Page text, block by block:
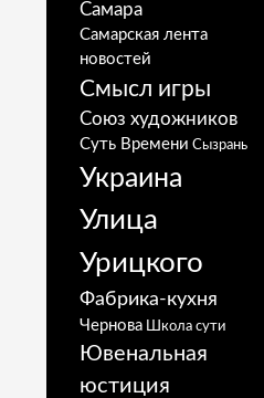
Самара
Самарская лента
новостей
Смысл игры
Союз художников
Суть Времени Сызрань
Украина
Улица
Урицкого
Фабрика-кухня
Чернова Школа сути
Ювенальная
юстиция